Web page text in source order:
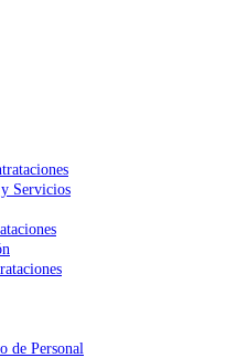
Servicios
de Personal